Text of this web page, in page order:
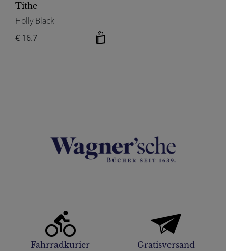
Tithe
Holly Black
€ 16.7
Fahrradkurier Gratisversand